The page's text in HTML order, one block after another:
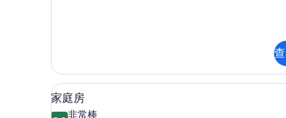
片
显
示
家庭房 | 高档床上用品
1
家庭房
非常棒